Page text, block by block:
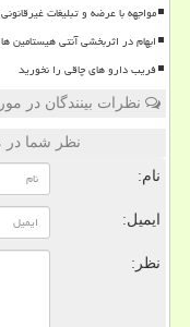
مواجهه با عرضه و تبلیغات
ابهام در اثربخشی آنتی هیستامین
فریب دارو های چاقی را نخورید
نظرات بینندگان در
نظر شما در
نام:
ایمیل:
نظر: